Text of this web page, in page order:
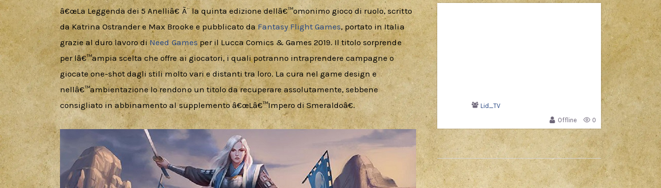
â€œLa Leggenda dei 5 Anelliâ€ Ã¨ la quinta edizione dellâ€™omonimo gioco di ruolo, scritto
da Katrina Ostrander e Max Brooke e pubblicato da Fantasy Flight Games, portato in Italia
grazie al duro lavoro di Need Games per il Lucca Comics & Games 2019. Il titolo sorprende
per lâ€™ampia scelta che offre ai giocatori, i quali potranno intraprendere campagne o
giocate one-shot dagli stili molto vari e distanti tra loro. La cura nel game design e
nellâ€™ambientazione lo rendono un titolo da recuperare assolutamente, sebbene
consigliato in abbinamento al supplemento â€œLâ€™Impero di Smeraldoâ€.
Lid_TV
Offline
0